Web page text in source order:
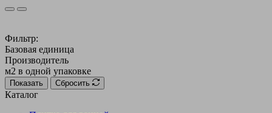
Фильтр:
Базовая единица
Производитель
м2 в одной упаковке
Показать Сбросить
Каталог